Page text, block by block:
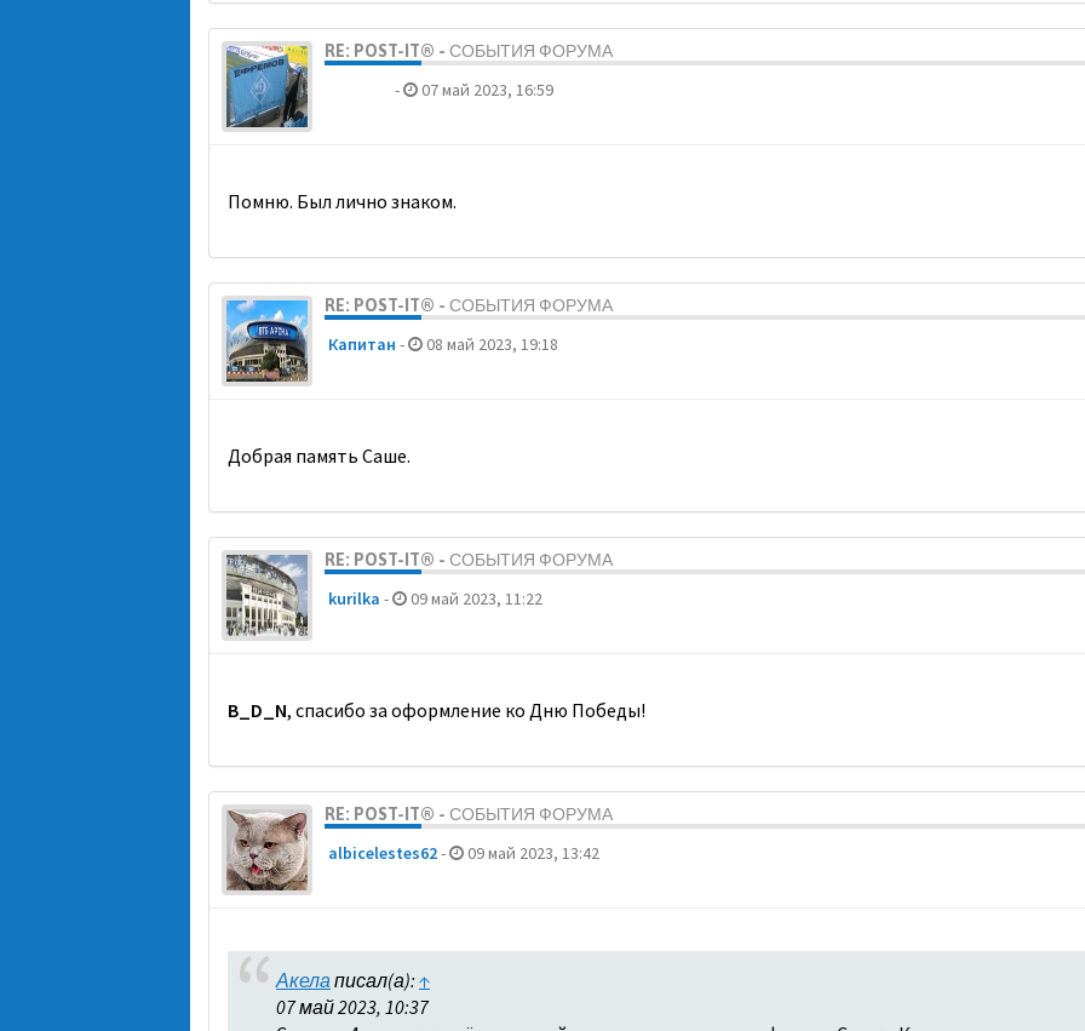
RE: POST-IT® - СОБЫТИЯ ФОРУМА
- 07 май 2023, 16:59
Помню. Был лично знаком.
RE: POST-IT® - СОБЫТИЯ ФОРУМА
Кaпитaн - 08 май 2023, 19:18
Добрая память Саше.
RE: POST-IT® - СОБЫТИЯ ФОРУМА
kurilka - 09 май 2023, 11:22
B_D_N, спасибо за оформление ко Дню Победы!
RE: POST-IT® - СОБЫТИЯ ФОРУМА
albicelestes62- 09 май 2023, 13:42
Акелаписал(а): ↑
07 май 2023, 10:37